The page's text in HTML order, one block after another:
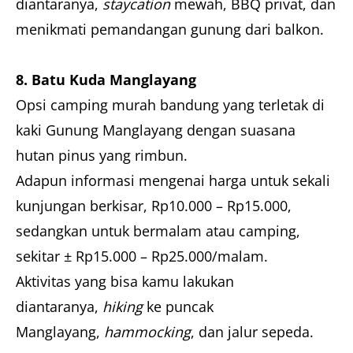
diantaranya, staycationmewah, BBQ privat, dan
menikmati pemandangan gunung dari balkon.
8. Batu Kuda Manglayang
Opsi camping murah bandung yang terletak di
kaki Gunung Manglayang dengan suasana
hutan pinus yang rimbun.
Adapun informasi mengenai harga untuk sekali
kunjungan berkisar, Rp10.000 – Rp15.000,
sedangkan untuk bermalam atau camping,
sekitar ± Rp15.000 – Rp25.000/malam.
Aktivitas yang bisa kamu lakukan
diantaranya, hikingke puncak
Manglayang, hammocking, dan jalur sepeda.